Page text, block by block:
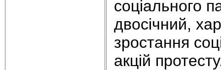
соціального
двосічний,
зростання
акцій